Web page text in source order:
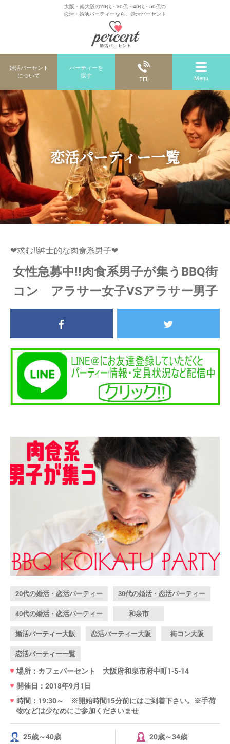
大阪・南大阪の20代・30代・40代・50代の
恋活・婚活パーティーなら、婚活パーセント
婚活パーセント
について
パーティーを
探す
TEL Menu
恋活パーティー一覧
❤求む!!紳士的な肉食系男子❤
女性急募中!!肉食系男子が集うBBQ街
コン アラサー女子VSアラサー男子
20代の婚活・恋活パーティー 30代の婚活・恋活パーティー
40代の婚活・恋活パーティー 和泉市
婚活パーティー大阪 恋活パーティー大阪 街コン大阪
恋活パーティー一覧
場所：カフェパーセント 大阪府和泉市府中町1-5-14
開催日：2018年9月1日
時間：19:30～ ※開始時間15分前にはご到着下さい。※手荷
物などは少なめにご参加くださいませ
25歳～40歳
20歳～34歳